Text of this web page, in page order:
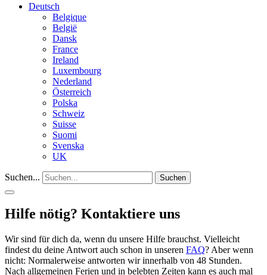
Deutsch
Belgique
België
Dansk
France
Ireland
Luxembourg
Nederland
Österreich
Polska
Schweiz
Suisse
Suomi
Svenska
UK
Suchen... Suchen
Hilfe nötig? Kontaktiere uns
Wir sind für dich da, wenn du unsere Hilfe brauchst. Vielleicht
findest du deine Antwort auch schon in unseren FAQ? Aber wenn
nicht: Normalerweise antworten wir innerhalb von 48 Stunden.
Nach allgemeinen Ferien und in belebten Zeiten kann es auch mal